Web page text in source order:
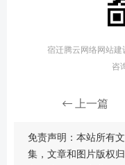
宿迁腾云网络网站建
咨
上一篇
免责声明：本站所有
集，文章和图片版权